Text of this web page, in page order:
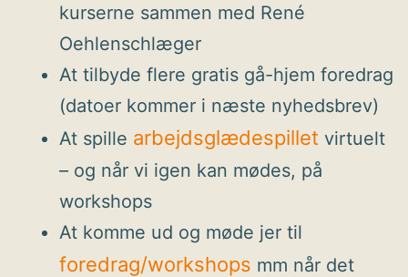
kurserne sammen med René
Oehlenschlæger
At tilbyde flere gratis gå-hjem foredrag
(datoer kommer i næste nyhedsbrev)
At spille arbejdsglædespillet virtuelt
– og når vi igen kan mødes, på
workshops
At komme ud og møde jer til
foredrag/workshops mm når det